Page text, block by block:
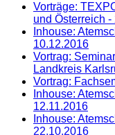
Vorträge:
und Österreich -
Inhouse:
10.12.2016
Vortrag:
Landkreis
Vortrag:
Inhouse:
12.11.2016
Inhouse:
22.10.2016